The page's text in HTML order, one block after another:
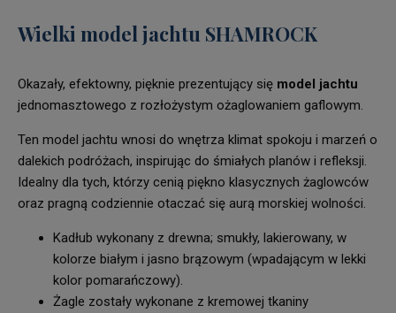
Wielki model jachtu SHAMROCK
Okazały, efektowny, pięknie prezentujący się model jachtu
jednomasztowego z rozłożystym ożaglowaniem gaflowym.
Ten model jachtu wnosi do wnętrza klimat spokoju i marzeń o
dalekich podróżach, inspirując do śmiałych planów i refleksji.
Idealny dla tych, którzy cenią piękno klasycznych żaglowców
oraz pragną codziennie otaczać się aurą morskiej wolności.
Kadłub wykonany z drewna; smukły, lakierowany, w
kolorze białym i jasno brązowym (wpadającym w lekki
kolor pomarańczowy).
Żagle zostały wykonane z kremowej tkaniny